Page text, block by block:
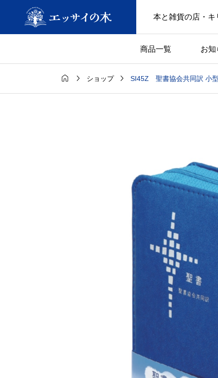
本と雑貨の店・キ
商品一覧 お知
  ショップ  SI45Z 聖書協会共同訳 小